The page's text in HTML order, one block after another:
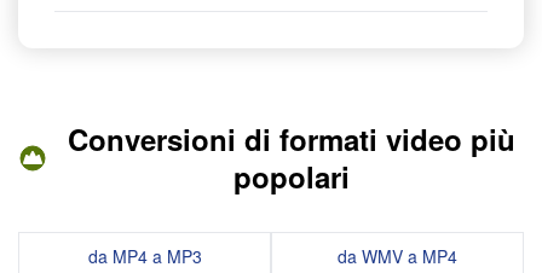
Conversioni di formati video più
popolari
da MP4 a MP3
da WMV a MP4